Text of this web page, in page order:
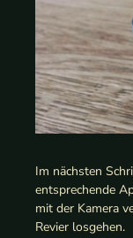
Im nächsten
entsprechende
mit der Kamera
Revier losgehen.